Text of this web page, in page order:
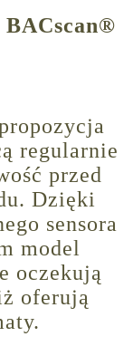
BACscan®
regularnie
przed
Dzięki
sensora
model
oczekują
oferują